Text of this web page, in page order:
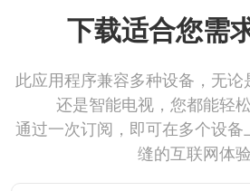
下载适合您需
此应用程序兼容多种设备，无
还是智能电视，您都能轻
通过一次订阅，即可在多个设
缝的互联网体验